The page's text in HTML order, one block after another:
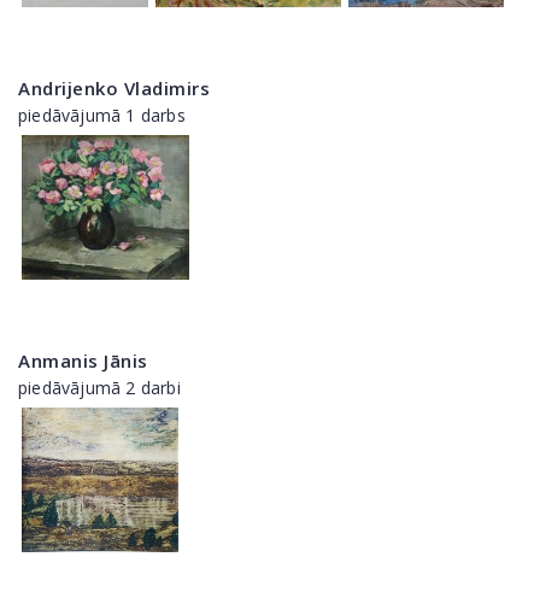
Andrijenko Vladimirs
piedāvājumā 1 darbs
Anmanis Jānis
piedāvājumā 2 darbi